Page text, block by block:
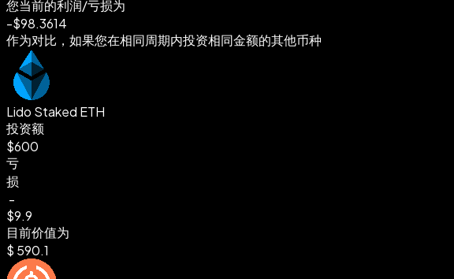
您当前的利润/亏损为
-$98.3614
作为对比，如果您在相同周期内投资相同金额的其他币种
Lido Staked ETH
投资额
$600
亏
损
-
$9.9
目前价值为
$ 590.1